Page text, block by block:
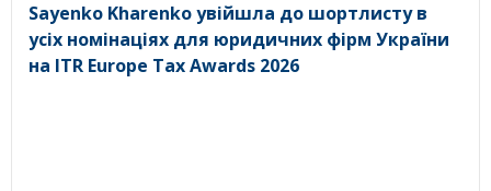
Sayenko Kharenko увійшла до шортлисту в
усіх номінаціях для юридичних фірм України
на ITR Europe Tax Awards 2026